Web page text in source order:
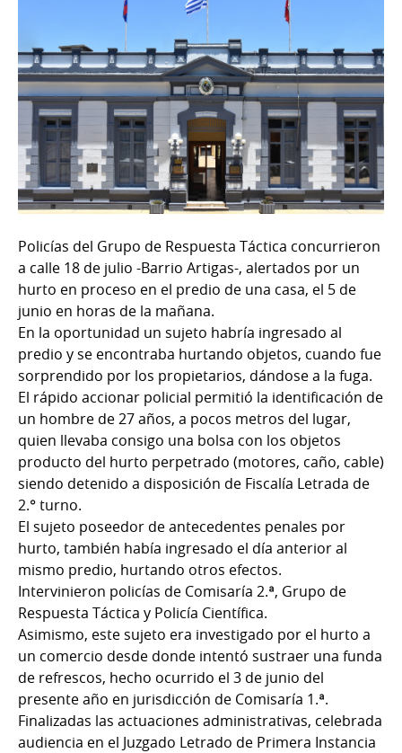
Policías del Grupo de Respuesta Táctica concurrieron
a calle 18 de julio -Barrio Artigas-, alertados por un
hurto en proceso en el predio de una casa, el 5 de
junio en horas de la mañana.
En la oportunidad un sujeto habría ingresado al
predio y se encontraba hurtando objetos, cuando fue
sorprendido por los propietarios, dándose a la fuga.
El rápido accionar policial permitió la identificación de
un hombre de 27 años, a pocos metros del lugar,
quien llevaba consigo una bolsa con los objetos
producto del hurto perpetrado (motores, caño, cable)
siendo detenido a disposición de Fiscalía Letrada de
2.° turno.
El sujeto poseedor de antecedentes penales por
hurto, también había ingresado el día anterior al
mismo predio, hurtando otros efectos.
Intervinieron policías de Comisaría 2.ª, Grupo de
Respuesta Táctica y Policía Científica.
Asimismo, este sujeto era investigado por el hurto a
un comercio desde donde intentó sustraer una funda
de refrescos, hecho ocurrido el 3 de junio del
presente año en jurisdicción de Comisaría 1.ª.
Finalizadas las actuaciones administrativas, celebrada
audiencia en el Juzgado Letrado de Primera Instancia